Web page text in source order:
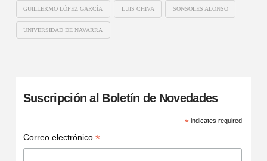
GUILLERMO LÓPEZ GARCÍA LUIS CHIVA SONSOLES ALONSO
UNIVERSIDAD DE NAVARRA
Suscripción al Boletín de Novedades
*indicates required
Correo electrónico *